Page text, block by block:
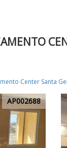
Center Santa
AP002688